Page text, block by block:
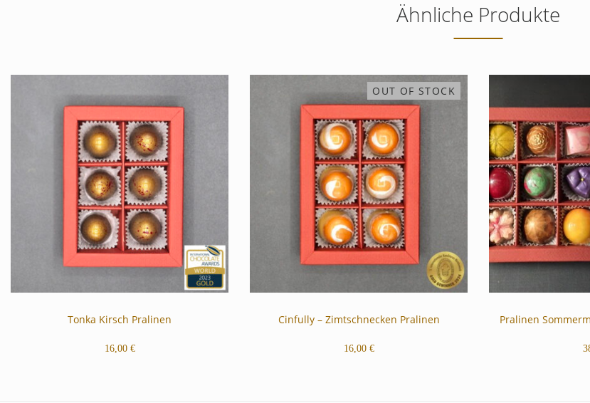
Ähnliche Produkte
Tonka Kirsch Pralinen
16,00 €
OUT OF STOCK
Cinfully – Zimtschnecken Pralinen
16,00 €
Pralinen